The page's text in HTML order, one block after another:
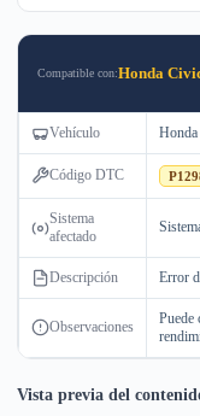
Compatible con:Honda
Vehículo
Código DTC
Sistema
afectado
Descripción Error
Observaciones
Puede
Vista previa del